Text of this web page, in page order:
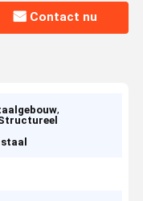
Contact nu
,